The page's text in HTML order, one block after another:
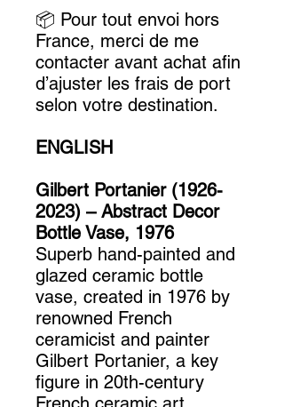
📦 Pour tout envoi hors
France, merci de me
contacter avant achat afin
d’ajuster les frais de port
selon votre destination.
ENGLISH
Gilbert Portanier (1926-
2023) – Abstract Decor
Bottle Vase, 1976
Superb hand-painted and
glazed ceramic bottle
vase, created in 1976 by
renowned French
ceramicist and painter
Gilbert Portanier, a key
figure in 20th-century